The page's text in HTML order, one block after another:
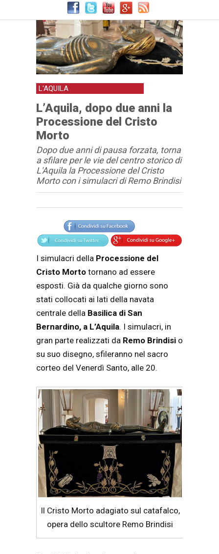
L'AQUILA
L’Aquila, dopo due anni la
Processione del Cristo
Morto
Dopo due anni di pausa forzata, torna
a sfilare per le vie del centro storico di
L'Aquila la Processione del Cristo
Morto con i simulacri di Remo Brindisi
Articolo
Testo articolo principale
I simulacri della Processione del
Cristo Morto tornano ad essere
esposti. Già da qualche giorno sono
stati collocati ai lati della navata
centrale della Basilica di San
Bernardino, a L’Aquila. I simulacri, in
gran parte realizzati da Remo Brindisi o
su suo disegno, sfileranno nel sacro
corteo del Venerdì Santo, alle 20.
Il Cristo Morto adagiato sul catafalco,
opera dello scultore Remo Brindisi